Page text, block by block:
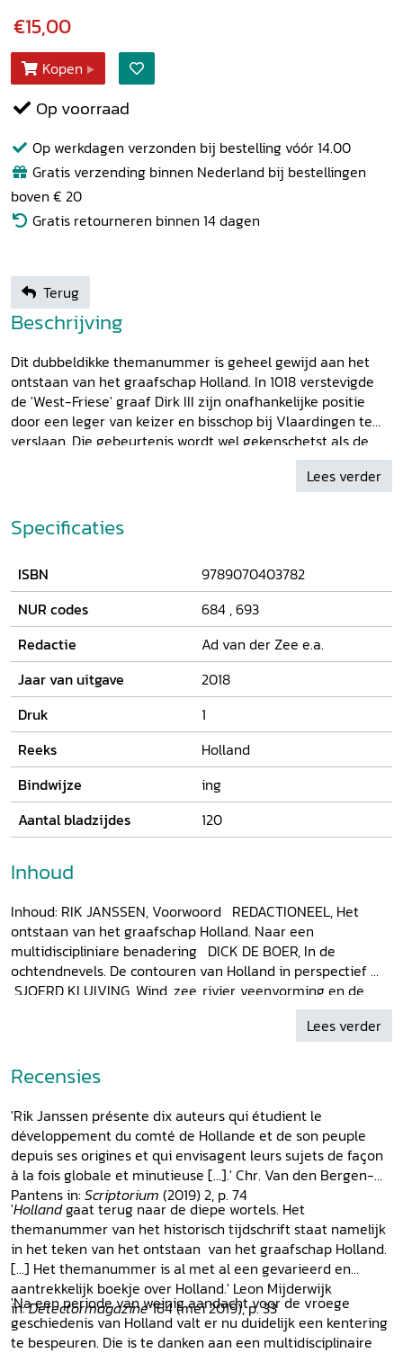
€15,00
Kopen
Op voorraad
Op werkdagen verzonden bij bestelling vóór 14.00
Gratis verzending binnen Nederland bij bestellingen
boven € 20
Gratis retourneren binnen 14 dagen
Terug
Beschrijving
Dit dubbeldikke themanummer is geheel gewijd aan het
ontstaan van het graafschap Holland. In 1018 verstevigde
de 'West-Friese' graaf Dirk III zijn onafhankelijke positie
door een leger van keizer en bisschop bij Vlaardingen te
verslaan. Die gebeurtenis wordt wel gekenschetst als de
start van een onafhankelijk graafschap Holland en werd dit
jaar gevierd onder meer door een grootschalig re-
graafschap Holland mag zich de laatste tijd in de
belangstelling verheugen van nieuw onderzoek en nieuwe
vooral bestudeerd als de geschiedenis van de grafelijke
dynastie, maar tegenwoordig, en dus ook in dit
themanummer, hanteert men een multidisciplinaire
benadering van archeologie, historische geografie,
numismatiek en studie van schriftelijke bronnen.
Lees verder
Specificaties
ISBN
9789070403782
NUR codes
684 ,693
Redactie
Ad van der Zee e.a.
Jaar van uitgave
2018
Druk
1
Reeks
Holland
Bindwijze
ing
Aantal bladzijdes
120
Inhoud
Inhoud: RIK JANSSEN, Voorwoord REDACTIONEEL, Het
ontstaan van het graafschap Holland. Naar een
multidiscipliniare benadering DICK DE BOER, In de
ochtendnevels. De contouren van Holland in perspectief
SJOERD KLUIVING, Wind, zee, rivier, veenvorming en de
mens. Over de vorming van het natuurlijke landschap van
Holland KEES NIEUWENHUIJSEN, Het ontstaan van het
TIM DE RIDDER, Graven naar Holland. Een archeologische
invalshoek voor nieuw onderzoek YVONNE BOS-ROPS,
Schenkingen, privileges en het ontstaan van een systeem.
Hollandse graven en hun archief (889-1299) PETER
ILLISCH, Hele en halve penningen. De oudste muntslag in
Holland RENÉ PROOS, De stoel van Overschie GILLES DE
LANGEN/HANS MOL, Kerk, macht en ruimte in Holland tot
het midden van de 11de eeuw. De uitbouw van het
parochiewezen tussen Maas en Vlie MARCO MOSTERT,
Onruststokers aan de randen van het Rijk. 1018: Keizer
Hendrik II tussen BolesŁaw Chrobry en Dirk IIIHOLLAND
bloc:Tijdingen: WOUTER LINMANS, Een eeuwenoude
veldslag in de BroekpolderTopstuk: TIM DE RIDDER, Een
kist met gaatjjesBeeldessay: AD VAN DER ZEE, De
verbeelding van de SlagColumn: PAUL KNEVEL, Leve de
Lees verder
Recensies
'Rik Janssen présente dix auteurs qui étudient le
développement du comté de Hollande et de son peuple
depuis ses origines et qui envisagent leurs sujets de façon
à la fois globale et minutieuse [...].' Chr. Van den Bergen-
Pantens in: Scriptorium (2019) 2, p. 74
'Hollandgaat terug naar de diepe wortels. Het
themanummer van het historisch tijdschrift staat namelijk
in het teken van het ontstaan van het graafschap Holland.
[...] Het themanummer is al met al een gevarieerd en
aantrekkelijk boekje over Holland.' Leon Mijderwijk
in:Detectormagazine164 (mei 2019), p. 33
'Na een periode van weinig aandacht voor de vroege
geschiedenis van Holland valt er nu duidelijk een kentering
te bespeuren. Die is te danken aan een multidisciplinaire